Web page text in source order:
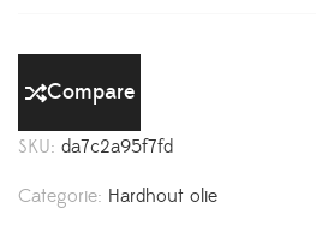
Compare
SKU: da7c2a95f7fd
Categorie: Hardhout olie